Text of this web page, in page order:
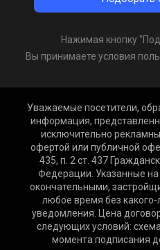
Нажимая кнопку
Вы принимаете условия
Уважаемые посетители,
информация,
исключительно
офертой или публичной
435, п. 2 ст. 437
Федерации. Указанные
окончательными,
любое время без
уведомления. Цена
следующих условий:
момента подписания